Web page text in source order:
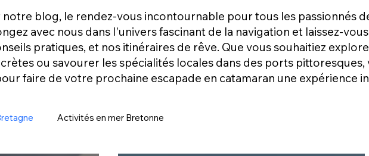
notre blog, le rendez-vous incontournable pour tous les passionnés
avec nous dans l'univers fascinant de la navigation et laissez-
pratiques, et nos itinéraires de rêve. Que vous souhaitiez
ou savourer les spécialités locales dans des ports
faire de votre prochaine escapade en catamaran une expérience
Activités en mer Bretonne